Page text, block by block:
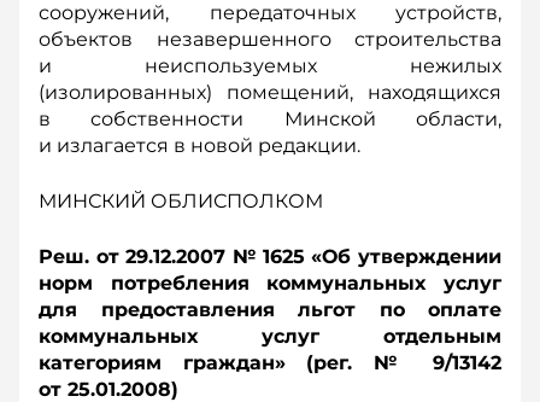
сооружений, передаточных устройств,
объектов незавершенного строительства
и неиспользуемых нежилых
(изолированных) помещений, находящихся
в собственности Минской области,
и излагается в новой редакции.
МИНСКИЙ ОБЛИСПОЛКОМ
Реш. от 29.12.2007 № 1625 «Об утверждении
норм потребления коммунальных услуг
для предоставления льгот по оплате
коммунальных услуг отдельным
категориям граждан» (рег. № 9/13142
от 25.01.2008)